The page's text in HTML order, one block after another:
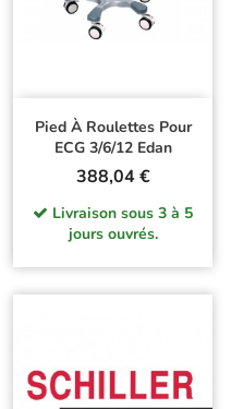
Pied À Roulettes Pour
ECG 3/6/12 Edan
Prix
388,04 €
Livraison sous 3 à 5
jours ouvrés.